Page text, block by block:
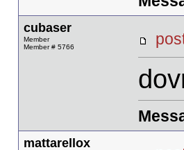
cubaser
Member
Member # 5766
mattarellox